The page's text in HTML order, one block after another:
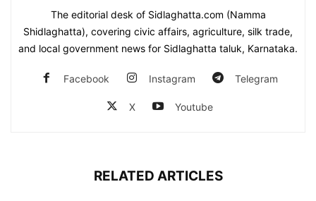
The editorial desk of Sidlaghatta.com (Namma
Shidlaghatta), covering civic affairs, agriculture, silk trade,
and local government news for Sidlaghatta taluk, Karnataka.
Facebook Instagram Telegram
X Youtube
RELATED ARTICLES